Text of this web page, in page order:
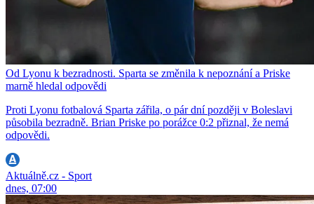
Od Lyonu k bezradnosti. Sparta se změnila k nepoznání a Priske
marně hledal odpovědi
Proti Lyonu fotbalová Sparta zářila, o pár dní později v Boleslavi
působila bezradně. Brian Priske po porážce 0:2 přiznal, že nemá
odpovědi.
Aktuálně.cz - Sport
dnes, 07:00